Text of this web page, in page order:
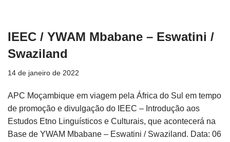
IEEC / YWAM Mbabane – Eswatini /
Swaziland
14 de janeiro de 2022
APC Moçambique em viagem pela África do Sul em tempo
de promoção e divulgação do IEEC – Introdução aos
Estudos Etno Linguísticos e Culturais, que acontecerá na
Base de YWAM Mbabane – Eswatini / Swaziland. Data: 06